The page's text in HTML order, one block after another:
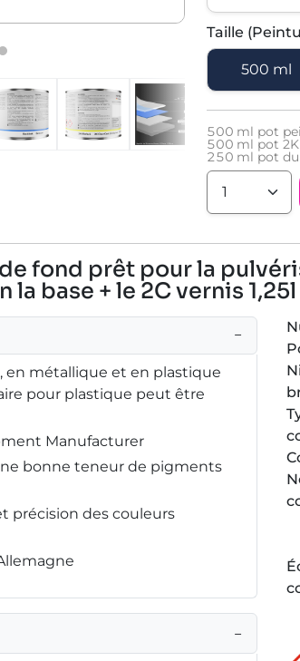
Taille
500 ml
500 ml pot
500 ml pot
250 ml pot
fond prêt pour la
base + le 2C vernis 1,25l
−
en métallique et en plastique
pour plastique peut être
Manufacturer
bonne teneur de pigments
précision des couleurs
−